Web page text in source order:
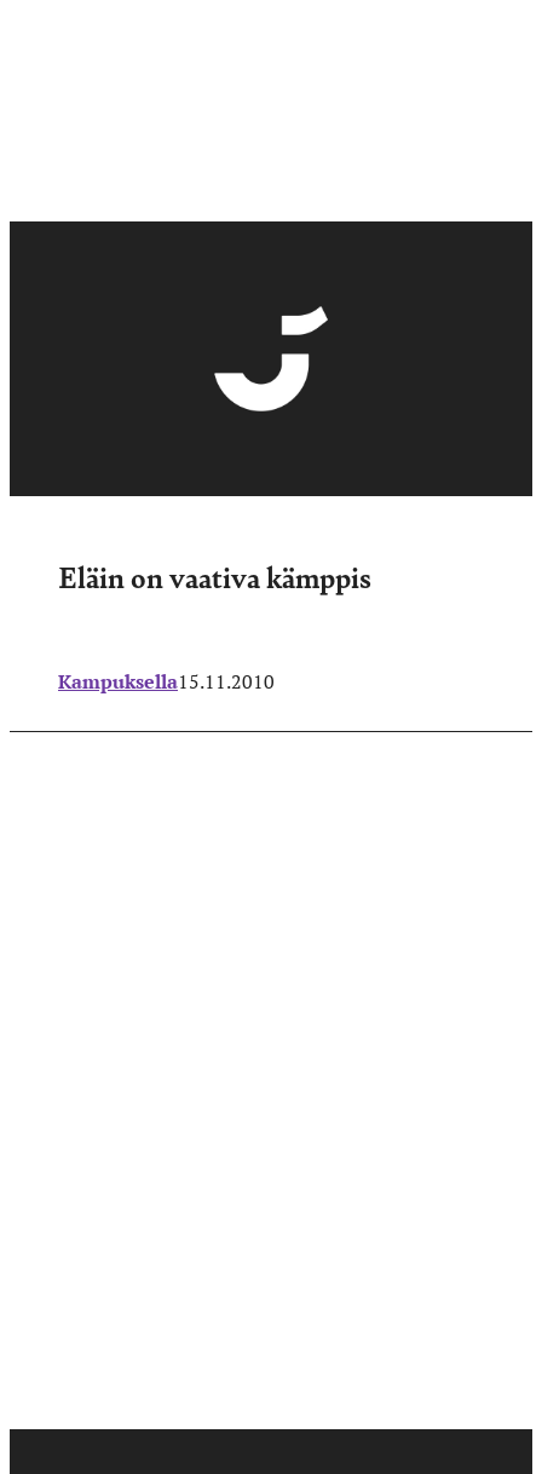
Eläin on vaativa kämppis
Kampuksella15.11.2010